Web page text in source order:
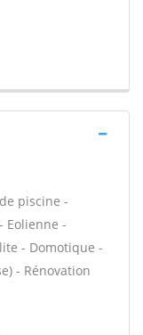
piscine -
Eolienne -
- Domotique -
- Rénovation